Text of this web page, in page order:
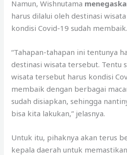
Namun, Wishnutama
harus dilalui oleh destinasi
kondisi Covid-19 sudah membaik.
“Tahapan-tahapan ini tentunya
destinasi wisata tersebut. Tentu
wisata tersebut harus kondisi
membaik dengan berbagai
sudah disiapkan, sehingga
bisa kita lakukan,” jelasnya.
Untuk itu, pihaknya akan terus
kepala daerah untuk